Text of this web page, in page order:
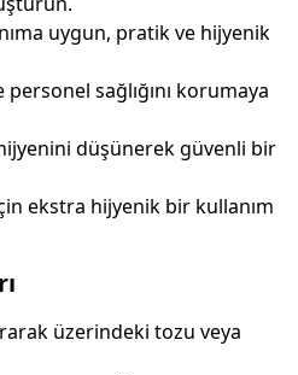
uygun, pratik ve hijyenik
personel sağlığını korumaya
hijyenini düşünerek güvenli bir
ekstra hijyenik bir kullanım
üzerindeki tozu veya